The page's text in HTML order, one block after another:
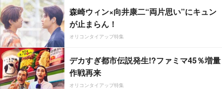
森崎ウィン×向井康二“両片思い”にキュン
が止まらん！
オリコンタイアップ特集
デカすぎ都市伝説発生!?ファミマ45％増量
作戦再来
オリコンタイアップ特集